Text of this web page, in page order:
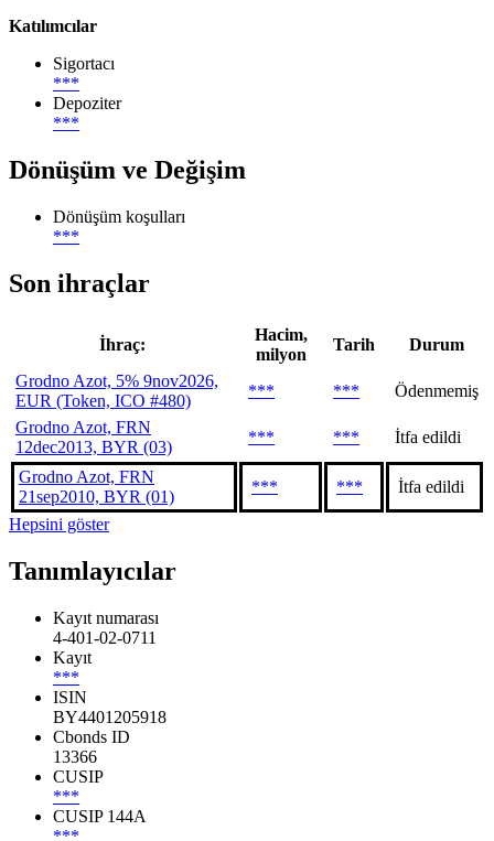
Katılımcılar
Sigortacı
***
Depoziter
***
Dönüşüm ve Değişim
Dönüşüm koşulları
***
Son ihraçlar
İhraç:
Hacim,
milyon
Tarih
Durum
Grodno Azot, 5% 9nov2026,
EUR (Token, ICO #480)
*** ***
Ödenmemiş
Grodno Azot, FRN
12dec2013, BYR (03)
*** *** İtfa edildi
Grodno Azot, FRN
21sep2010, BYR (01)
*** ***
İtfa edildi
Hepsini göster
Tanımlayıcılar
Kayıt numarası
4-401-02-0711
Kayıt
***
ISIN
BY4401205918
Cbonds ID
13366
CUSIP
***
CUSIP 144A
***